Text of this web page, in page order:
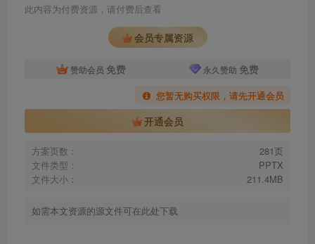
此内容为付费资源，请付费后查看
会员专属资源
赞助会员 免费 永久赞助 免费
您暂无购买权限，请先开通会员
开通会员
方案页数：
281页
文件类型：
PPTX
文件大小：
211.4MB
如需本文资源的源文件可在此处下载